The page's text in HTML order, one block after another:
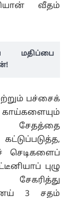
வீதம்
மதிப்பை
பச்சைக்
செடிகளைப்
புழு
3 சதம்